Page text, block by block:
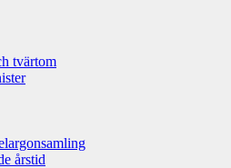
tvärtom
årstid